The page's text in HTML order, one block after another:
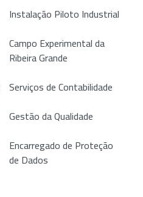
Instalação Piloto Industrial
Campo Experimental da
Ribeira Grande
Serviços de Contabilidade
Gestão da Qualidade
Encarregado de Proteção
de Dados